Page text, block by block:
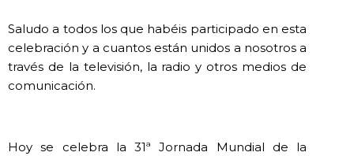
Saludo a todos los que habéis participado en esta
celebración y a cuantos están unidos a nosotros a
través de la televisión, la radio y otros medios de
comunicación.
Hoy se celebra la 31ª Jornada Mundial de la